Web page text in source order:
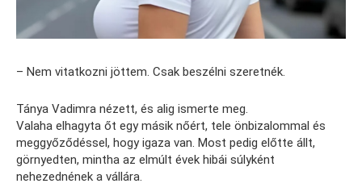
– Nem vitatkozni jöttem. Csak beszélni szeretnék.
Tánya Vadimra nézett, és alig ismerte meg.
Valaha elhagyta őt egy másik nőért, tele önbizalommal és
meggyőződéssel, hogy igaza van. Most pedig előtte állt,
görnyedten, mintha az elmúlt évek hibái súlyként
nehezednének a vállára.